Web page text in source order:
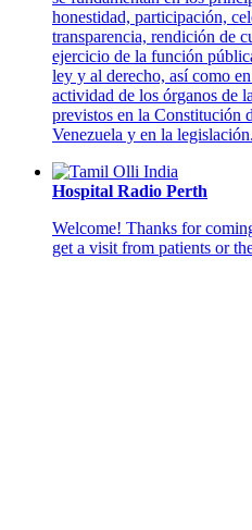
honestidad, participación,
transparencia, rendición de
ejercicio de la función
ley y al derecho, así como
actividad de los órganos de
previstos en la Constitución
Venezuela y en la legislación.
Hospital Radio Perth
Welcome! Thanks for
get a visit from patients or